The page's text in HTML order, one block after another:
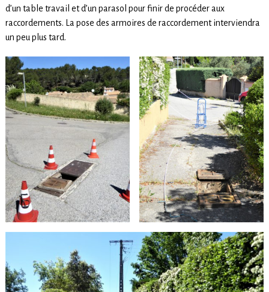
d’un table travail et d’un parasol pour finir de procéder aux
raccordements. La pose des armoires de raccordement interviendra
un peu plus tard.